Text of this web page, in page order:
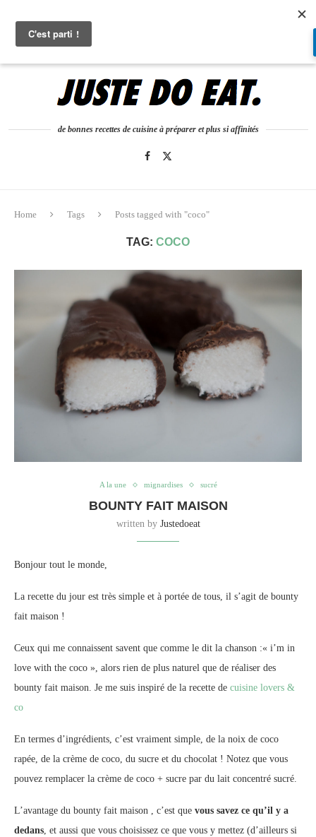
de bonnes recettes de cuisine à préparer et plus si affinités
Home Tags Posts tagged with "coco"
TAG: COCO
A la une mignardises sucré
BOUNTY FAIT MAISON
written by Justedoeat
Bonjour tout le monde,
La recette du jour est très simple et à portée de tous, il s’agit de bounty
fait maison !
Ceux qui me connaissent savent que comme le dit la chanson :« i’m in
love with the coco », alors rien de plus naturel que de réaliser des
bounty fait maison. Je me suis inspiré de la recette de cuisine lovers &
co
En termes d’ingrédients, c’est vraiment simple, de la noix de coco
rapée, de la crème de coco, du sucre et du chocolat ! Notez que vous
pouvez remplacer la crème de coco + sucre par du lait concentré sucré.
L’avantage du bounty fait maison , c’est que vous savez ce qu’il y a
dedans, et aussi que vous choisissez ce que vous y mettez (d’ailleurs si